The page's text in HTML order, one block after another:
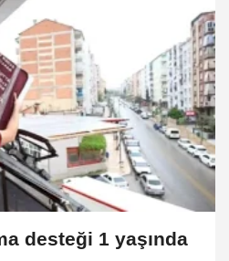
desteği 1 yaşında